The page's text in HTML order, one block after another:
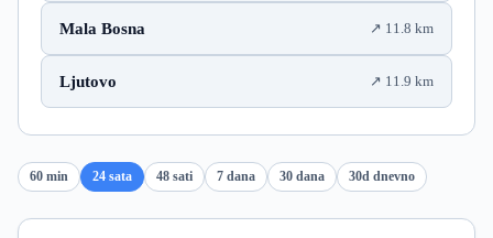
Mala Bosna 11.8 km
Ljutovo 11.9 km
60 min 24 sata 48 sati 7 dana 30 dana 30d dnevno